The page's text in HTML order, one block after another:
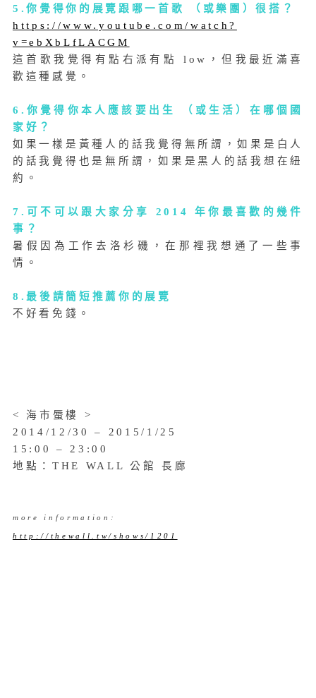
5.你覺得你的展覽跟哪一首歌 （或樂團）很搭？
https://www.youtube.com/watch?
v=ebXbLfLACGM
這首歌我覺得有點右派有點 low，但我最近滿喜
歡這種感覺。
6.你覺得你本人應該要出生 （或生活）在哪個國
家好？
如果一樣是黃種人的話我覺得無所謂，如果是白人
的話我覺得也是無所謂，如果是黑人的話我想在紐
約。
7.可不可以跟大家分享 2014 年你最喜歡的幾件
事？
暑假因為工作去洛杉磯，在那裡我想通了一些事
情。
8.最後請簡短推薦你的展覽
不好看免錢。
< 海市蜃樓 >
2014/12/30 – 2015/1/25
15:00 – 23:00
地點：THE WALL 公館 長廊
more information:
http://thewall.tw/shows/1201